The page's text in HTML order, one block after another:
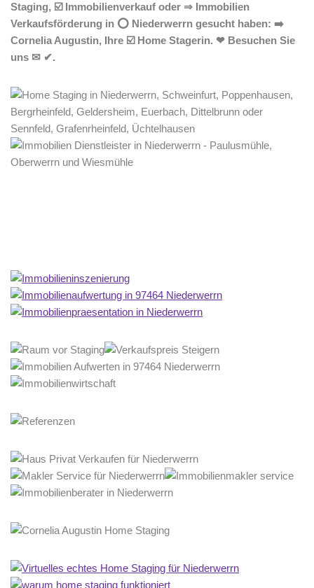
Staging, ☑️ Immobilienverkauf oder ⇒ Immobilien
Verkaufsförderung in ⭕ Niederwerrn gesucht haben: ➡️
Cornelia Augustin, Ihre ☑️ Home Stagerin. ❤ Besuchen Sie
uns ✉ ✔.